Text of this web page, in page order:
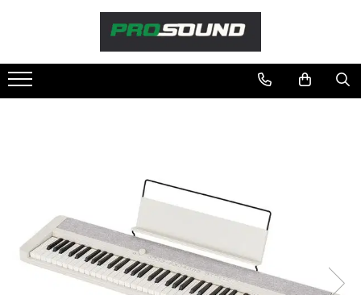
Sonorizare / PA
Ecrane de difuzie
Mixere audio
Monitorizare In-Ear
Pickup-uri, platane & accesorii